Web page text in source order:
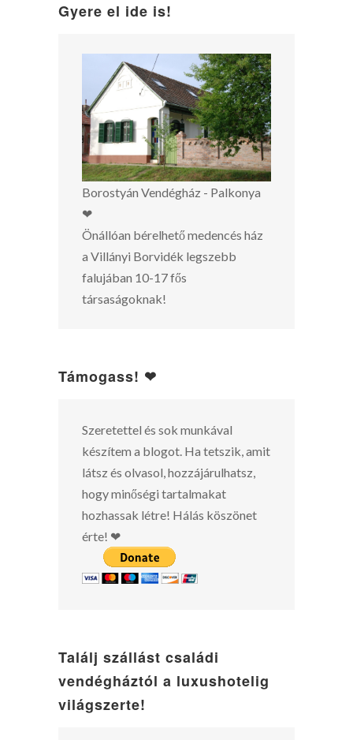
Gyere el ide is!
Borostyán Vendégház - Palkonya
❤
Önállóan bérelhető medencés ház
a Villányi Borvidék legszebb
falujában 10-17 fős
társaságoknak!
Támogass! ❤
Szeretettel és sok munkával
készítem a blogot. Ha tetszik, amit
látsz és olvasol, hozzájárulhatsz,
hogy minőségi tartalmakat
hozhassak létre! Hálás köszönet
érte! ❤
Találj szállást családi
vendégháztól a luxushotelig
világszerte!